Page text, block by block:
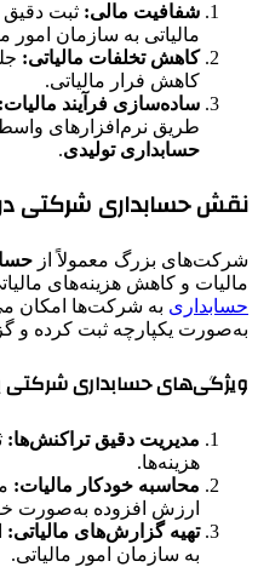
شفافیت مالی: ثبت دقیق
مالیاتی به سازمان امور
کاهش تخلفات مالیاتی:
کاهش فرار مالیاتی.
ساده‌سازی فرآیند مالیات:
طریق نرم‌افزارهای واسط
حسابداری تولیدی.
نقش حسابداری شرکتی
شرکت‌های بزرگ معمولاً از
مالیات و کاهش هزینه‌های
حسابداری به شرکت‌ها امکان
به‌صورت یکپارچه ثبت کرده و
ویژگی‌های حسابداری شرکتی
مدیریت دقیق تراکنش‌ها:
هزینه‌ها.
محاسبه خودکار مالیات:
ارزش افزوده به‌صورت
تهیه گزارش‌های مالیاتی:
به سازمان امور مالیاتی.